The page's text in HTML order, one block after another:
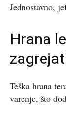
Jednostavno,
Hrana
Teška hrana
varenje, što